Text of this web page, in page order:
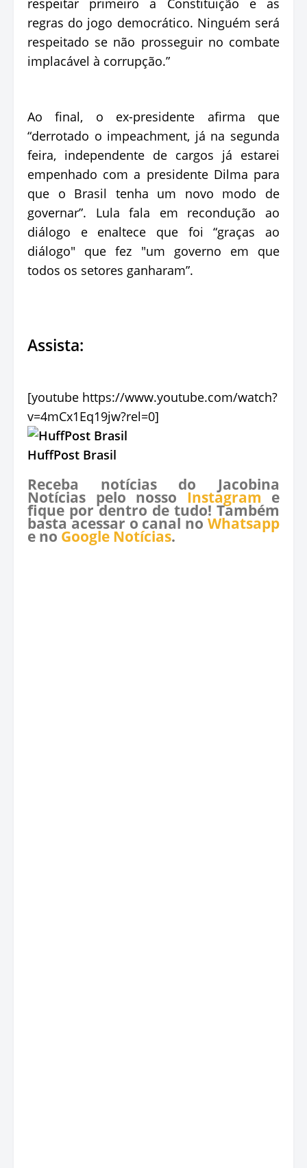
respeitar primeiro a Constituição e as
regras do jogo democrático. Ninguém será
respeitado se não prosseguir no combate
implacável à corrupção.”
Ao final, o ex-presidente afirma que
“derrotado o impeachment, já na segunda
feira, independente de cargos já estarei
empenhado com a presidente Dilma para
que o Brasil tenha um novo modo de
governar”. Lula fala em recondução ao
diálogo e enaltece que foi “graças ao
diálogo" que fez "um governo em que
todos os setores ganharam”.
Assista:
[youtube https://www.youtube.com/watch?
v=4mCx1Eq19jw?rel=0]
HuffPost Brasil
Receba notícias do Jacobina
Notícias pelo nosso Instagram e
fique por dentro de tudo! Também
basta acessar o canal no Whatsapp
e no Google Notícias.